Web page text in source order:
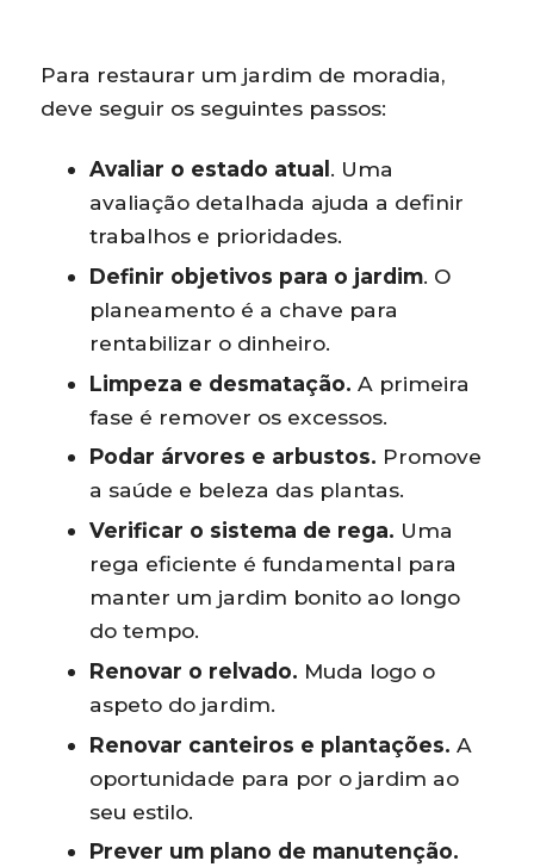
Para restaurar um jardim de moradia,
deve seguir os seguintes passos:
Avaliar o estado atual . Uma
avaliação detalhada ajuda a definir
trabalhos e prioridades.
Definir objetivos para o jardim. O
planeamento é a chave para
rentabilizar o dinheiro.
Limpeza e desmatação. A primeira
fase é remover os excessos.
Podar árvores e arbustos. Promove
a saúde e beleza das plantas.
Verificar o sistema de rega. Uma
rega eficiente é fundamental para
manter um jardim bonito ao longo
do tempo.
Renovar o relvado. Muda logo o
aspeto do jardim.
Renovar canteiros e plantações. A
oportunidade para por o jardim ao
seu estilo.
Prever um plano de manutenção.